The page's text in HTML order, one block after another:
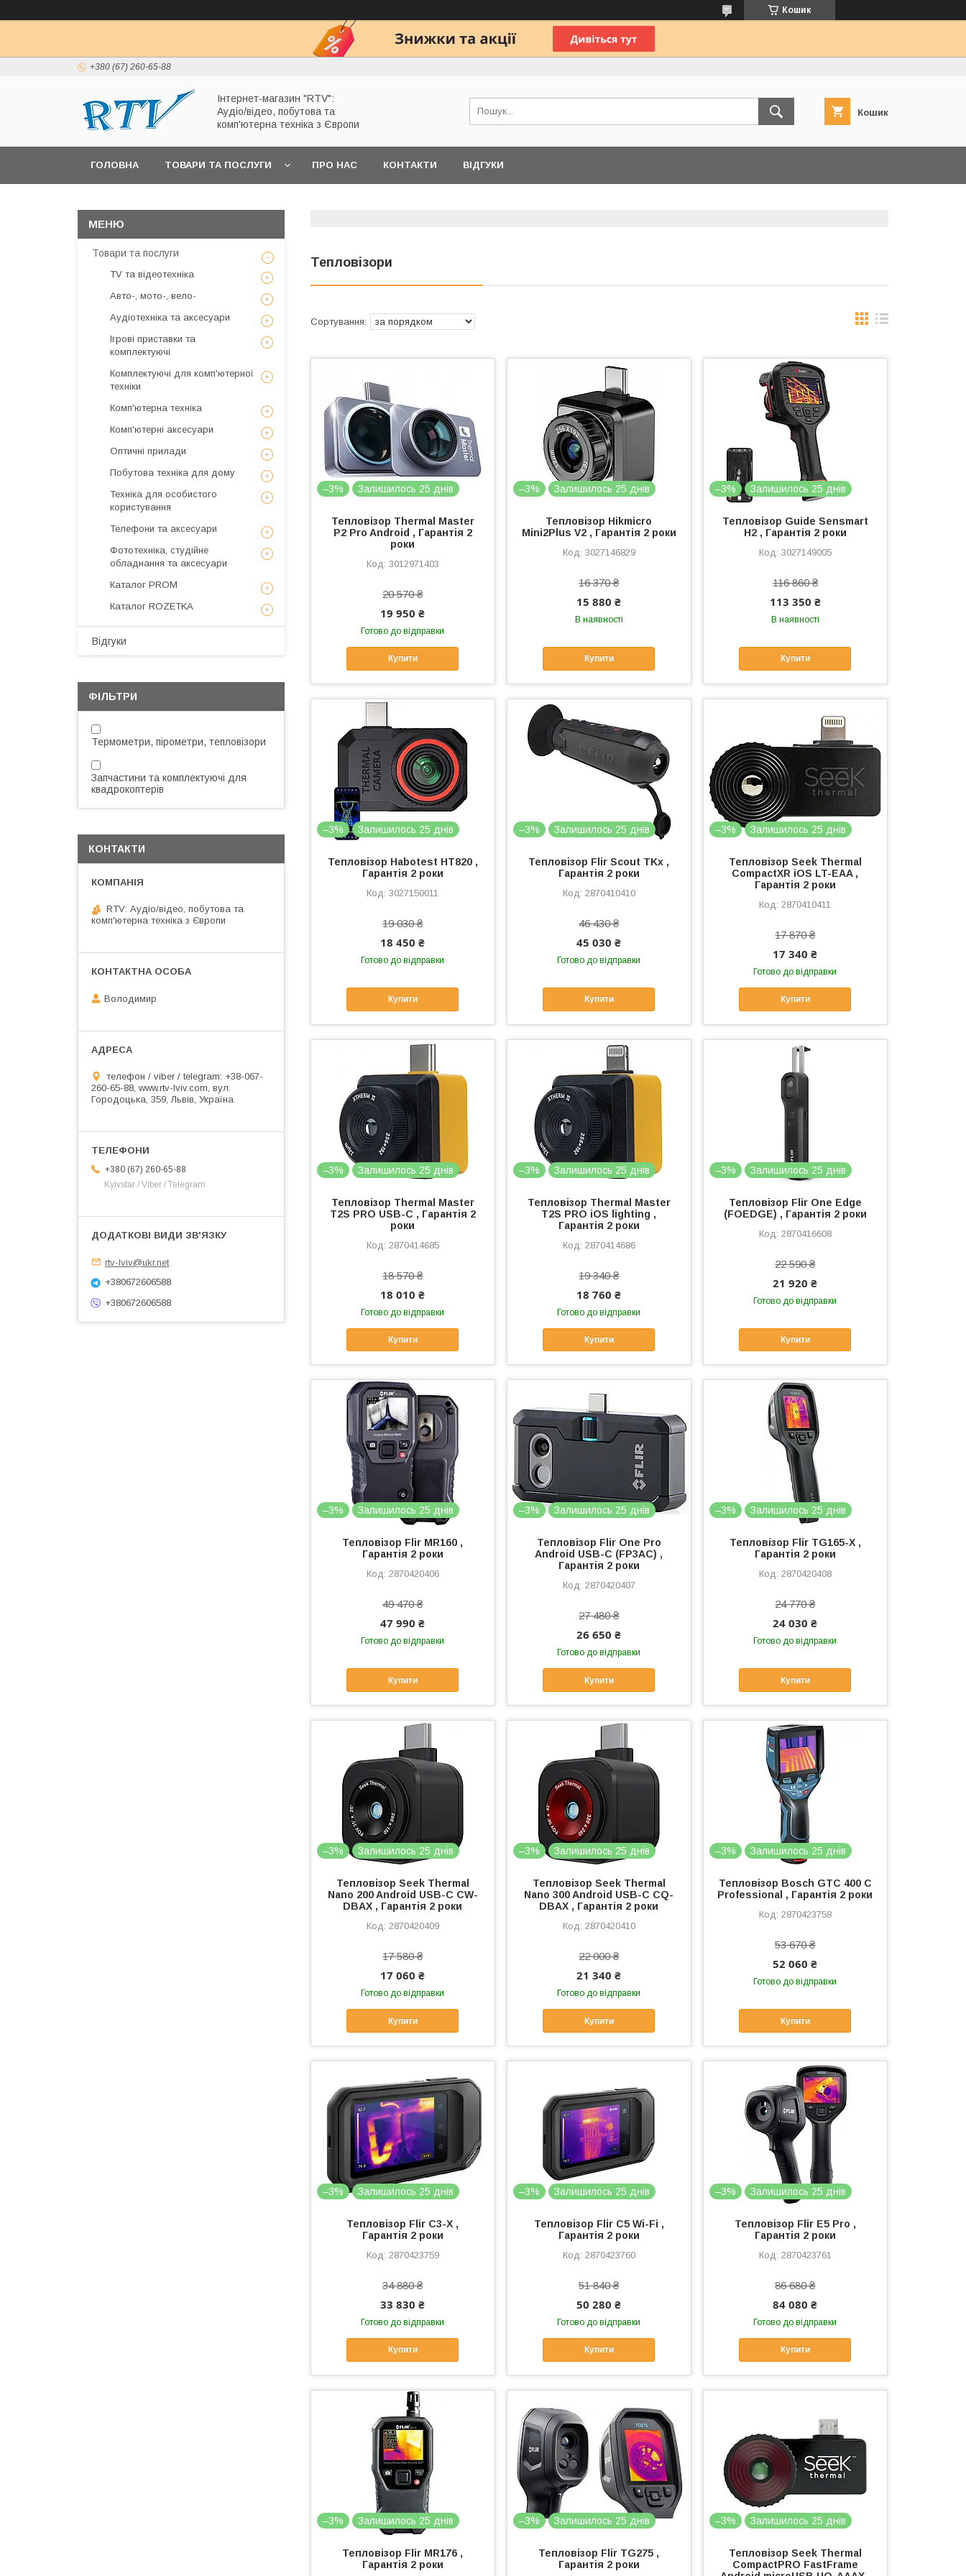
Кошик
+380 (67) 260-65-88
Інтернет-магазин "RTV":
Аудіо/відео, побутова та
комп'ютерна техніка з Європи
Кошик
ГОЛОВНА ТОВАРИ ТА ПОСЛУГИ ПРО НАС КОНТАКТИ ВІДГУКИ
Тепловізори
–3% Залишилось 25 днів
Тепловізор Thermal Master
P2 Pro Android , Гарантія 2
роки
3012971403
20 570 ₴
19 950 ₴
Готово до відправки
Купити
–3% Залишилось 25 днів
Тепловізор Hikmicro
Mini2Plus V2 , Гарантія 2 роки
3027146829
16 370 ₴
15 880 ₴
В наявності
Купити
–3% Залишилось 25 днів
Тепловізор Guide Sensmart
H2 , Гарантія 2 роки
3027149005
116 860 ₴
113 350 ₴
В наявності
Купити
–3% Залишилось 25 днів
Тепловізор Habotest HT820 ,
Гарантія 2 роки
3027150011
19 030 ₴
18 450 ₴
Готово до відправки
Купити
–3% Залишилось 25 днів
Тепловізор Flir Scout TKx ,
Гарантія 2 роки
2870410410
46 430 ₴
45 030 ₴
Готово до відправки
Купити
–3% Залишилось 25 днів
Тепловізор Seek Thermal
CompactXR iOS LT-EAA ,
Гарантія 2 роки
2870410411
17 870 ₴
17 340 ₴
Готово до відправки
Купити
–3% Залишилось 25 днів
Тепловізор Thermal Master
T2S PRO USB-C , Гарантія 2
роки
2870414685
18 570 ₴
18 010 ₴
Готово до відправки
Купити
–3% Залишилось 25 днів
Тепловізор Thermal Master
T2S PRO iOS lighting ,
Гарантія 2 роки
2870414686
19 340 ₴
18 760 ₴
Готово до відправки
Купити
–3% Залишилось 25 днів
Тепловізор Flir One Edge
(FOEDGE) , Гарантія 2 роки
2870416608
22 590 ₴
21 920 ₴
Готово до відправки
Купити
–3% Залишилось 25 днів
Тепловізор Flir MR160 ,
Гарантія 2 роки
2870420406
49 470 ₴
47 990 ₴
Готово до відправки
Купити
–3% Залишилось 25 днів
Тепловізор Flir One Pro
Android USB-C (FP3AC) ,
Гарантія 2 роки
2870420407
27 480 ₴
26 650 ₴
Готово до відправки
Купити
–3% Залишилось 25 днів
Тепловізор Flir TG165-X ,
Гарантія 2 роки
2870420408
24 770 ₴
24 030 ₴
Готово до відправки
Купити
–3% Залишилось 25 днів
Тепловізор Seek Thermal
Nano 200 Android USB-C CW-
DBAX , Гарантія 2 роки
2870420409
17 580 ₴
17 060 ₴
Готово до відправки
Купити
–3% Залишилось 25 днів
Тепловізор Seek Thermal
Nano 300 Android USB-C CQ-
DBAX , Гарантія 2 роки
2870420410
22 000 ₴
21 340 ₴
Готово до відправки
Купити
–3% Залишилось 25 днів
Тепловізор Bosch GTC 400 C
Professional , Гарантія 2 роки
2870423758
53 670 ₴
52 060 ₴
Готово до відправки
Купити
–3% Залишилось 25 днів
Тепловізор Flir C3-X ,
Гарантія 2 роки
2870423759
34 880 ₴
33 830 ₴
Готово до відправки
Купити
–3% Залишилось 25 днів
Тепловізор Flir C5 Wi-Fi ,
Гарантія 2 роки
2870423760
51 840 ₴
50 280 ₴
Готово до відправки
Купити
–3% Залишилось 25 днів
Тепловізор Flir E5 Pro ,
Гарантія 2 роки
2870423761
86 680 ₴
84 080 ₴
Готово до відправки
Купити
–3% Залишилось 25 днів
Тепловізор Flir MR176 ,
Гарантія 2 роки
–3% Залишилось 25 днів
Тепловізор Flir TG275 ,
Гарантія 2 роки
–3% Залишилось 25 днів
Тепловізор Seek Thermal
CompactPRO FastFrame
Товари та послуги
TV та відеотехніка
Авто-, мото-, вело-
Аудіотехніка та аксесуари
Ігрові приставки та
комплектуючі
Комплектуючі для комп'ютерної
техніки
Комп'ютерна техніка
Комп'ютерні аксесуари
Оптичні прилади
Побутова техніка для дому
Техніка для особистого
користування
Телефони та аксесуари
Фототехніка, студійне
обладнання та аксесуари
Каталог PROM
Каталог ROZETKA
Відгуки
ФІЛЬТРИ
Термометри, пірометри, тепловізори
Запчастини та комплектуючі для
квадрокоптерів
КОНТАКТИ
RTV: Аудіо/відео, побутова та
комп'ютерна техніка з Європи
Володимир
телефон / viber / telegram: +38-067-
260-65-88, www.rtv-lviv.com, вул.
Городоцька, 359, Львів, Україна
+380 (67) 260-65-88
Kyivstar / Viber / Telegram
rtv-lviv@ukr.net
+380672606588
+380672606588